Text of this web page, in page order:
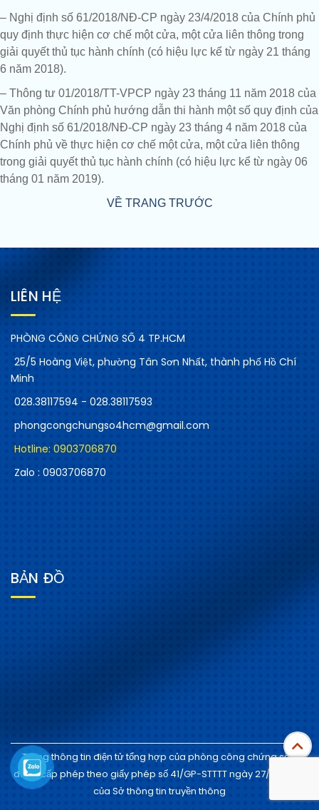
– Nghị định số 61/2018/NĐ-CP ngày 23/4/2018 của Chính phủ
quy định thực hiện cơ chế một cửa, một cửa liên thông trong
giải quyết thủ tục hành chính (có hiệu lực kể từ ngày 21 tháng
6 năm 2018).
– Thông tư 01/2018/TT-VPCP ngày 23 tháng 11 năm 2018 của
Văn phòng Chính phủ hướng dẫn thi hành một số quy định của
Nghị định số 61/2018/NĐ-CP ngày 23 tháng 4 năm 2018 của
Chính phủ về thực hiện cơ chế một cửa, một cửa liên thông
trong giải quyết thủ tục hành chính (có hiệu lực kể từ ngày 06
tháng 01 năm 2019).
VỀ TRANG TRƯỚC
LIÊN HỆ
PHÒNG CÔNG CHỨNG SỐ 4 TP.HCM
25/5 Hoàng Việt, phường Tân Sơn Nhất, thành phố Hồ Chí
Minh
028.38117594 - 028.38117593
phongcongchungso4hcm@gmail.com
Hotline: 0903706870
Zalo : 0903706870
BẢN ĐỒ
Trang thông tin điện tử tổng hợp của phòng công chứng số 4
được cấp phép theo giấy phép số 41/GP-STTTT ngày 27/10/2020
của Sở thông tin truyền thông